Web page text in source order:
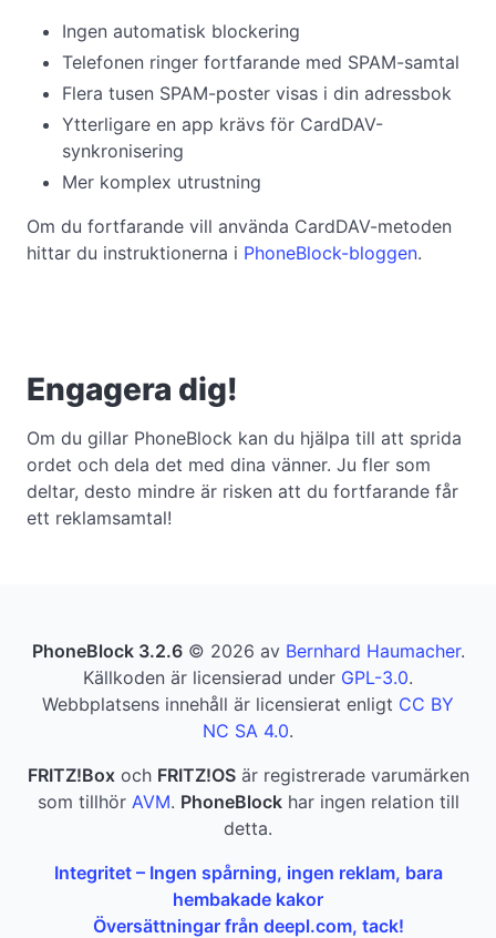
Ingen automatisk blockering
Telefonen ringer fortfarande med SPAM-samtal
Flera tusen SPAM-poster visas i din adressbok
Ytterligare en app krävs för CardDAV-
synkronisering
Mer komplex utrustning
Om du fortfarande vill använda CardDAV-metoden
hittar du instruktionerna i PhoneBlock-bloggen.
Engagera dig!
Om du gillar PhoneBlock kan du hjälpa till att sprida
ordet och dela det med dina vänner. Ju fler som
deltar, desto mindre är risken att du fortfarande får
ett reklamsamtal!
PhoneBlock 3.2.6© 2026 av Bernhard Haumacher.
Källkoden är licensierad under GPL-3.0.
Webbplatsens innehåll är licensierat enligt CC BY
NC SA 4.0.
FRITZ!Boxoch FRITZ!OSär registrerade varumärken
som tillhör AVM. PhoneBlockhar ingen relation till
detta.
Integritet – Ingen spårning, ingen reklam, bara
hembakade kakor
Översättningar från deepl.com, tack!